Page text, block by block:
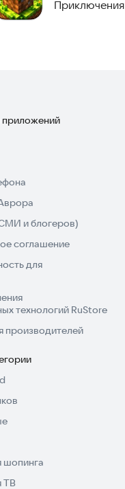
Приключения
приложений
и блогеров)
соглашение
для
технологий RuStore
производителей
шопинга
ТВ